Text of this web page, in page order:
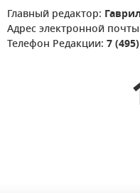
Главный редактор:
Адрес электронной
Телефон Редакции: 7